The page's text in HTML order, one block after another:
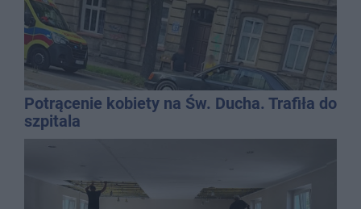
Potrącenie kobiety na Św. Ducha. Trafiła do
szpitala